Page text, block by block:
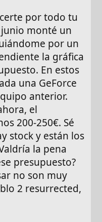
por todo tu
monté un
por un
la gráfica
En estos
una GeForce
anterior.
el
200-250€. Sé
stock y están los
la pena
presupuesto?
no son muy
2 resurrected,